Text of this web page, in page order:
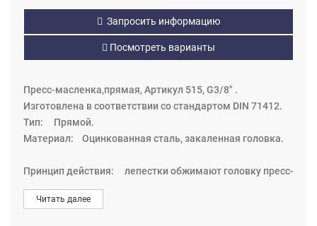
Запросить информацию
Посмотреть варианты
Пресс-масленка,прямая, Артикул 515, G3/8" .
Изготовлена в соответствии со стандартом DIN 71412.
Тип: Прямой.
Материал: Оцинкованная сталь, закаленная головка.
Принцип действия: лепестки обжимают головку пресс-
маслёнки, уплотнение металлическое (на некоторых
моделях резиновое). После завершения процесса
Читать далее